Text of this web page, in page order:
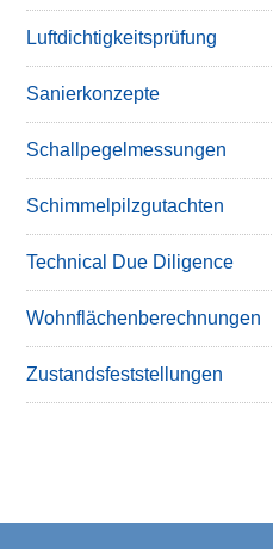
Luftdichtigkeitsprüfung
Sanierkonzepte
Schallpegelmessungen
Schimmelpilzgutachten
Technical Due Diligence
Wohnflächenberechnungen
Zustandsfeststellungen